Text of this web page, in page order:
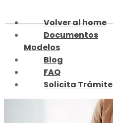
to
content
Volver al home
Documentos
Modelos
Blog
FAQ
Solicita Trámite